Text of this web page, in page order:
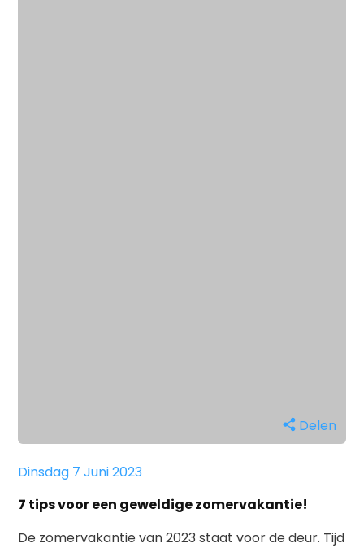
Delen
Dinsdag 7 Juni 2023
7 tips voor een geweldige zomervakantie!
De zomervakantie van 2023 staat voor de deur. Tijd